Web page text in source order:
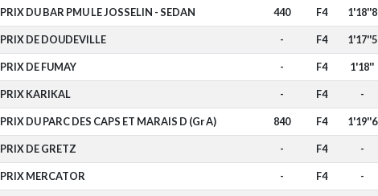
PRIX DU BAR PMU LE JOSSELIN - SEDAN 440 F4 1'18''8
PRIX DE DOUDEVILLE - F4 1'17''5
PRIX DE FUMAY - F4 1'18''
PRIX KARIKAL - F4 -
PRIX DU PARC DES CAPS ET MARAIS D (Gr A) 840 F4 1'19''6
PRIX DE GRETZ - F4 -
PRIX MERCATOR - F4 -